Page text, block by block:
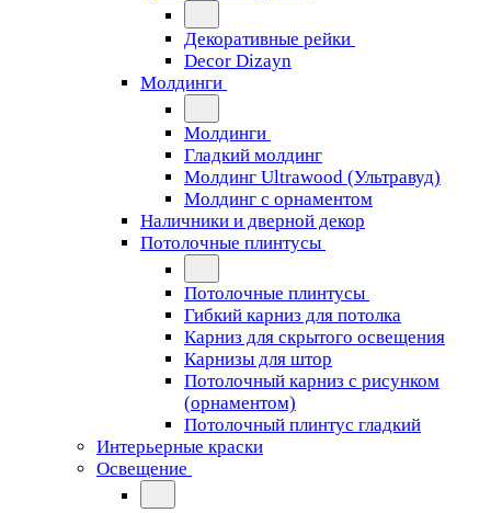
Декоративные рейки
Decor Dizayn
Молдинги
Молдинги
Гладкий молдинг
Молдинг Ultrawood (Ультравуд)
Молдинг с орнаментом
Наличники и дверной декор
Потолочные плинтусы
Потолочные плинтусы
Гибкий карниз для потолка
Карниз для скрытого освещения
Карнизы для штор
Потолочный карниз с рисунком
(орнаментом)
Потолочный плинтус гладкий
Интерьерные краски
Освещение